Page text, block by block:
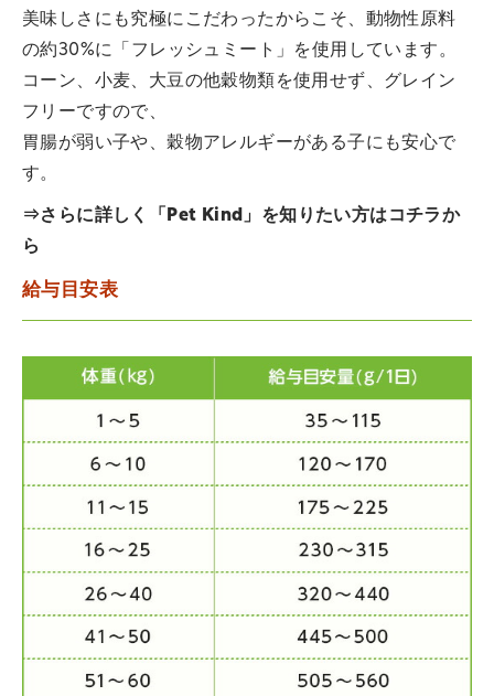
美味しさにも究極にこだわったからこそ、動物性原料
の約30%に「フレッシュミート」を使用しています。
コーン、小麦、大豆の他穀物類を使用せず、グレイン
フリーですので、
胃腸が弱い子や、穀物アレルギーがある子にも安心で
す。
⇒さらに詳しく「Pet Kind」を知りたい方はコチラか
ら
給与目安表